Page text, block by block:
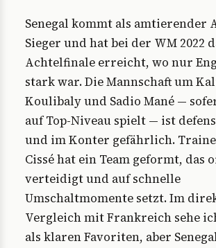
Senegal kommt als amtierender
Sieger und hat bei der WM 2022
Achtelfinale erreicht, wo nur
stark war. Die Mannschaft um
Koulibaly und Sadio Mané —
auf Top-Niveau spielt — ist
und im Konter gefährlich.
Cissé hat ein Team geformt, das
verteidigt und auf schnelle
Umschaltmomente setzt. Im
Vergleich mit Frankreich sehe
als klaren Favoriten, aber